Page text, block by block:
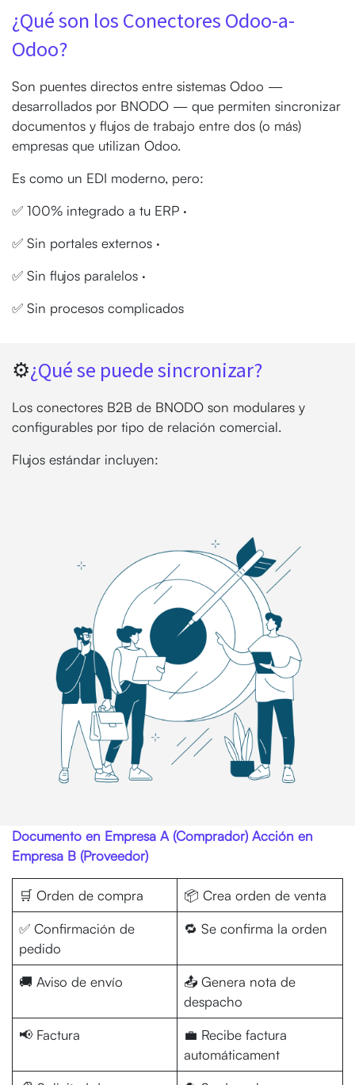
¿Qué son los Conectores Odoo-a-
Odoo?
Son puentes directos entre sistemas Odoo —
desarrollados por BNODO — que permiten sincronizar
documentos y flujos de trabajo entre dos (o más)
empresas que utilizan Odoo.
Es como un EDI moderno, pero:
✅ 100% integrado a tu ERP ·
✅ Sin portales externos ·
✅ Sin flujos paralelos ·
✅ Sin procesos complicados
⚙️¿Qué se puede sincronizar?
Los conectores B2B de BNODO son modulares y
configurables por tipo de relación comercial.
Flujos estándar incluyen:
Documento en Empresa A (Comprador) Acción en
Empresa B (Proveedor)
🛒 Orden de compra
📦 Crea orden de venta
✅ Confirmación de
pedido
🔁 Se confirma la orden
🚚 Aviso de envío
📤 Genera nota de
despacho
📢 Factura
💼 Recibe factura
automáticament